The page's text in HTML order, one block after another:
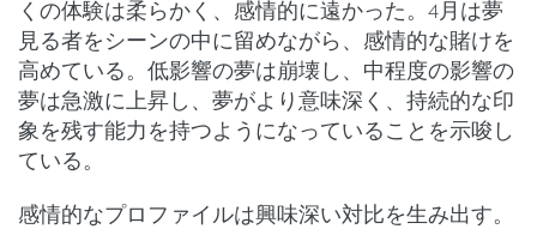
くの体験は柔らかく、感情的に遠かった。4月は夢
見る者をシーンの中に留めながら、感情的な賭けを
高めている。 低影響の夢は崩壊し 、 中程度の影響の
夢は急激に上昇 し、夢がより意味深く、持続的な印
象を残す能力を持つようになっていることを示唆し
ている。
感情的なプロファイルは興味深い対比を生み出す。